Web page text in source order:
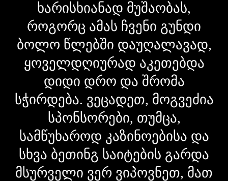
ხარისხიანად მუშაობას,
როგორც ამას ჩვენი გუნდი
ბოლო წლებში დაუღალავად,
ყოველდღიურად აკეთებდა
დიდი დრო და შრომა
სჭირდება. ვეცადეთ, მოგვეძია
სპონსორები, თუმცა,
სამწუხაროდ კაზინოებისა და
სხვა ბეთინგ საიტების გარდა
მსურველი ვერ ვიპოვნეთ, მათ